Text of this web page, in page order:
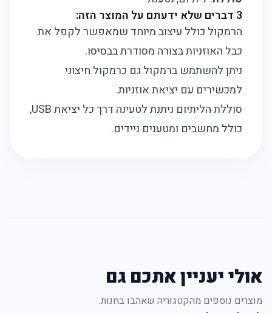
3 דברים שלא ידעתם על המוצר הזה:
הרמקול כולל עיצוב מיוחד שמאפשר לקפל את
כבל האוזניות בצורה מסודרת בבסיסו.
ניתן להשתמש ברמקול גם כרמקול חיצוני
למכשירים עם יציאת אוזניות.
סוללת הליתיום ניתנת לטעינה דרך כל יציאת USB,
כולל מחשבים ומטענים ניידים.
אולי יעניין אתכם גם
מוצרים נוספים מהקטגוריה שאהבו בחנות.